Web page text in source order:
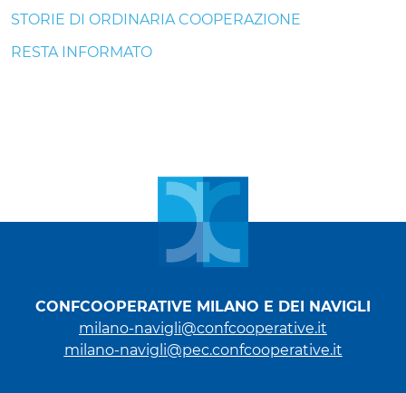
STORIE DI ORDINARIA COOPERAZIONE
RESTA INFORMATO
CONFCOOPERATIVE MILANO E DEI NAVIGLI
milano-navigli@confcooperative.it
milano-navigli@pec.confcooperative.it